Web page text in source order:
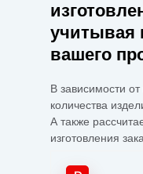
учитывая
вашего
В зависимости
количества
А также
изготовления